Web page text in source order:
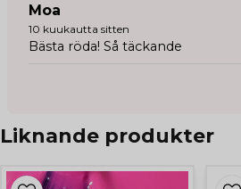
Moa
10 kuukautta sitten
Bästa röda! Så täckande
Liknande produkter